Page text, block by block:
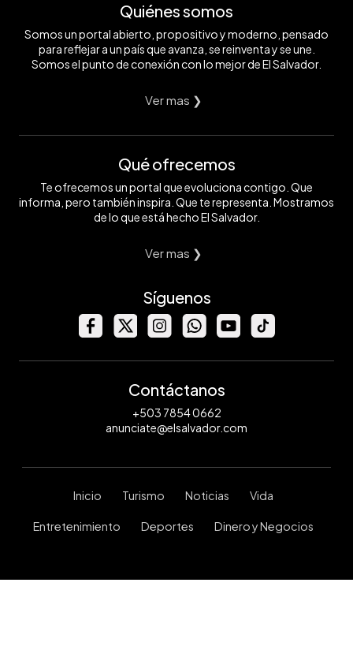
Quiénes somos
Somos un portal abierto, propositivo y moderno, pensado
para reflejar a un país que avanza, se reinventa y se une.
Somos el punto de conexión con lo mejor de El Salvador.
Ver mas ❯
Qué ofrecemos
Te ofrecemos un portal que evoluciona contigo. Que
informa, pero también inspira. Que te representa. Mostramos
de lo que está hecho El Salvador.
Ver mas ❯
Síguenos
Contáctanos
+503 7854 0662
anunciate@elsalvador.com
Inicio Turismo Noticias Vida
Entretenimiento Deportes Dinero y Negocios